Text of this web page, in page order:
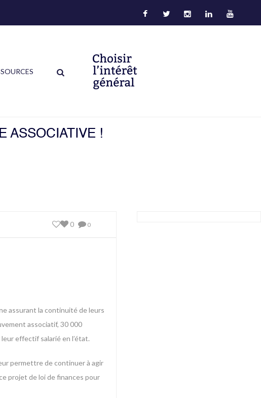
ASSOCIATIVE !
0
0
assurant la continuité de leurs
associatif, 30 000
effectif salarié en l’état.
permettre de continuer à agir
projet de loi de finances pour